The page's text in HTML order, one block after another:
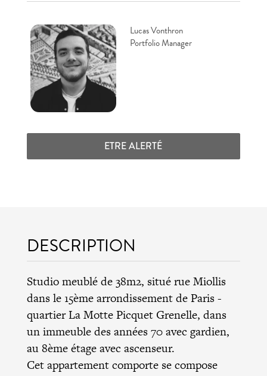
Lucas Vonthron
Portfolio Manager
ETRE ALERTÉ
DESCRIPTION
Studio meublé de 38m2, situé rue Miollis
dans le 15ème arrondissement de Paris -
quartier La Motte Picquet Grenelle, dans
un immeuble des années 70 avec gardien,
au 8ème étage avec ascenseur.
Cet appartement comporte se compose